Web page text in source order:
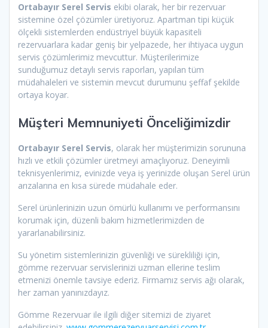
Ortabayır Serel Servis ekibi olarak, her bir rezervuar
sistemine özel çözümler üretiyoruz. Apartman tipi küçük
ölçekli sistemlerden endüstriyel büyük kapasiteli
rezervuarlara kadar geniş bir yelpazede, her ihtiyaca uygun
servis çözümlerimiz mevcuttur. Müşterilerimize
sunduğumuz detaylı servis raporları, yapılan tüm
müdahaleleri ve sistemin mevcut durumunu şeffaf şekilde
ortaya koyar.
Müşteri Memnuniyeti Önceliğimizdir
Ortabayır Serel Servis, olarak her müşterimizin sorununa
hızlı ve etkili çözümler üretmeyi amaçlıyoruz. Deneyimli
teknisyenlerimiz, evinizde veya iş yerinizde oluşan Serel ürün
arızalarına en kısa sürede müdahale eder.
Serel ürünlerinizin uzun ömürlü kullanımı ve performansını
korumak için, düzenli bakım hizmetlerimizden de
yararlanabilirsiniz.
Su yönetim sistemlerinizin güvenliği ve sürekliliği için,
gömme rezervuar servislerinizi uzman ellerine teslim
etmenizi önemle tavsiye ederiz. Firmamız servis ağı olarak,
her zaman yanınızdayız.
Gömme Rezervuar ile ilgili diğer sitemizi de ziyaret